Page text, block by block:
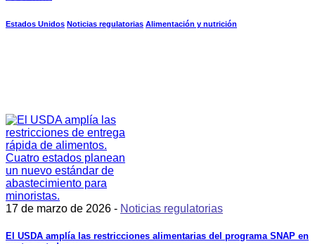
Estados Unidos Noticias regulatorias Alimentación y nutrición
17 de marzo de 2026 - Noticias regulatorias
El USDA amplía las restricciones alimentarias del programa SNAP en